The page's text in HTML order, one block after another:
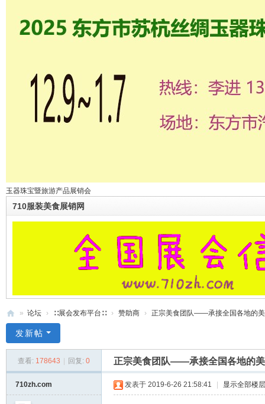
玉器珠宝暨旅游产品展销会
710服装美食展销网
0
» 论坛 › ∷展会发布平台∷ › 赞助商 › 正宗美食团队——承接全国各地的美
发新帖
查看: 178643 | 回复: 0 正宗美食团队——承接全国各地的
710zh.com 发表于 2019-6-26 21:58:41 | 显示全部楼层